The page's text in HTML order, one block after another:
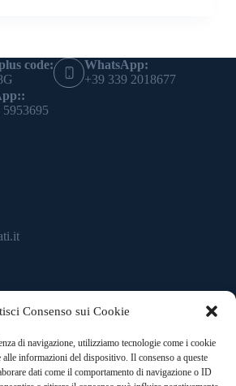
Consenso sui Cookie
di navigazione, utilizziamo tecnologie come i cookie
alle informazioni del dispositivo. Il consenso a queste
dati come il comportamento di navigazione o ID
code:
WhatsApp:
+39 339 2018677
5953695